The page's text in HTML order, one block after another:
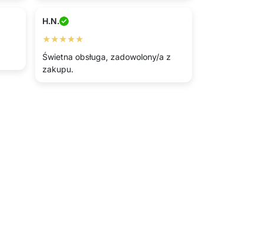
H.N.
★★★★★
Świetna obsługa, zadowolony/a z
zakupu.